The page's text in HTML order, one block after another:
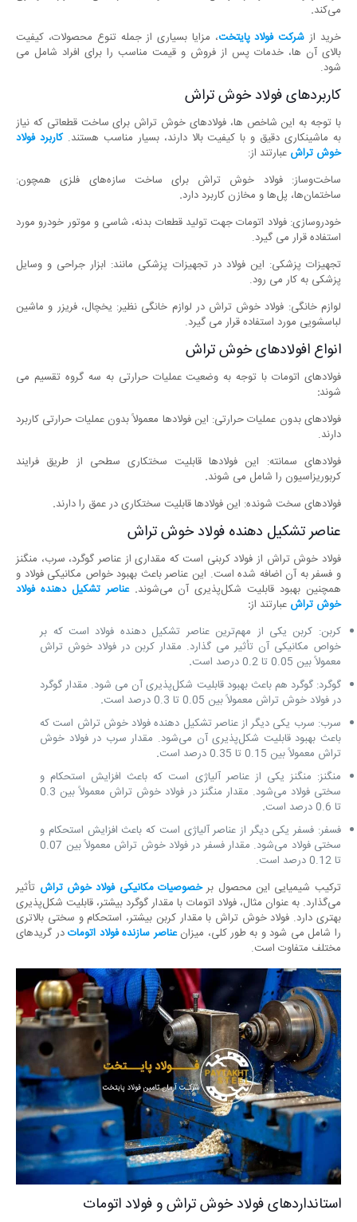
می‌کند.
خرید از شرکت فولاد پایتخت، مزایا بسیاری از جمله تنوع محصولات، کیفیت
بالای آن ها، خدمات پس از فروش و قیمت مناسب را برای افراد شامل می
شود.
کاربردهای فولاد خوش تراش
با توجه به این شاخص ها، فولادهای خوش تراش برای ساخت قطعاتی که نیاز
به ماشینکاری دقیق و با کیفیت بالا دارند، بسیار مناسب هستند.کاربرد فولاد
خوش تراش عبارتند از:
ساخت‌وساز: فولاد خوش تراش برای ساخت سازه‌های فلزی همچون:
ساختمان‌ها، پل‌ها و مخازن کاربرد دارد.
خودروسازی: فولاد اتومات جهت تولید قطعات بدنه، شاسی و موتور خودرو مورد
استفاده قرار می گیرد.
تجهیزات پزشکی: این فولاد در تجهیزات پزشکی مانند: ابزار جراحی و وسایل
پزشکی به کار می رود.
لوازم خانگی: فولاد خوش تراش در لوازم خانگی نظیر: یخچال، فریزر و ماشین
لباسشویی مورد استفاده قرار می گیرد.
انواع افولادهای خوش تراش
فولادهای اتومات با توجه به وضعیت عملیات حرارتی به سه گروه تقسیم می
شوند:
فولادهای بدون عملیات حرارتی: این فولادها معمولاً بدون عملیات حرارتی کاربرد
دارند.
فولادهای سمانته: این فولادها قابلیت سختکاری سطحی از طریق فرایند
کربوریزاسیون را شامل می شوند.
فولادهای سخت شونده: این فولادها قابلیت سختکاری در عمق را دارند.
عناصر تشکیل دهنده فولاد خوش تراش
فولاد خوش تراش از فولاد کربنی است که مقداری از عناصر گوگرد، سرب، منگنز
و فسفر به آن اضافه شده است. این عناصر باعث بهبود خواص مکانیکی فولاد و
همچنین بهبود قابلیت شکل‌پذیری آن می‌شوند. عناصر تشکیل دهنده فولاد
خوش تراش عبارتند از:
کربن: کربن یکی از مهم‌ترین عناصر تشکیل دهنده فولاد است که بر
خواص مکانیکی آن تأثیر می ‌گذارد. مقدار کربن در فولاد خوش تراش
معمولاً بین 0.05 تا 0.2 درصد است
.
گوگرد: گوگرد هم باعث بهبود قابلیت شکل‌پذیری آن می ‌شود. مقدار گوگرد
در فولاد خوش تراش معمولاً بین 0.05 تا 0.3 درصد است
.
سرب: سرب یکی دیگر از عناصر تشکیل دهنده فولاد خوش تراش است که
باعث بهبود قابلیت شکل‌پذیری آن می‌شود. مقدار سرب در فولاد خوش
تراش معمولاً بین 0.15 تا 0.35 درصد است
.
منگنز: منگنز یکی از عناصر آلیاژی است که باعث افزایش استحکام و
سختی فولاد می‌شود. مقدار منگنز در فولاد خوش تراش معمولاً بین 0.3
تا 0.6 درصد است
.
فسفر: فسفر یکی دیگر از عناصر آلیاژی است که باعث افزایش استحکام و
سختی فولاد می‌شود. مقدار فسفر در فولاد خوش تراش معمولاً بین 0.07
تا 0.12 درصد است.
ترکیب شیمیایی این محصول برخصوصیات مکانیکی فولاد خوش تراش تأثیر
می‌گذارد. به عنوان مثال، فولاد اتومات با مقدار گوگرد بیشتر، قابلیت شکل‌پذیری
بهتری دارد. فولاد خوش تراش با مقدار کربن بیشتر، استحکام و سختی بالاتری
را شامل می شود و به طور کلی، میزانعناصر سازنده فولاد اتوماتدر گریدهای
مختلف متفاوت است.
استانداردهای فولاد خوش تراش و فولاد اتومات